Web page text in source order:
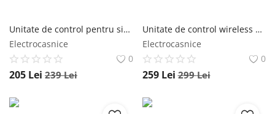
Unitate de control pentru sistemul de incalzire in pardoseala BeOk CCT-28
Electrocasnice
0
205 Lei 239Lei
Unitate de control wireless pentru sistemul de incalzire in pardoseala BeOk CCT-28-X
Electrocasnice
0
259 Lei 299Lei